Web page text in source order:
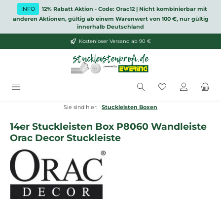
Zum Hauptinhalt springen
INFO
12% Rabatt Aktion - Code: Orac12 | Nicht kombinierbar mit
anderen Aktionen, gültig ab einem Warenwert von 100 €, nur gültig
innerhalb Deutschland
Kostenloser Versand ab 90 €
Du hast 0
Sie sind hier: Stuckleisten Boxen
14er Stuckleisten Box P8060 Wandleiste
Orac Decor Stuckleiste